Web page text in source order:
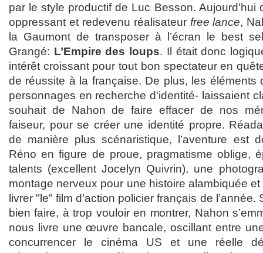
par le style productif de Luc Besson. Aujourd’hui
oppressant et redevenu réalisateur free lance,
la Gaumont de transposer à l’écran le best
Grangé: L’Empire des loups. Il était donc
intérêt croissant pour tout bon spectateur en
de réussite à la française. De plus, les éléments
personnages en recherche d'identité- laissaient
souhait de Nahon de faire effacer de nos
faiseur, pour se créer une identité propre.
de manière plus scénaristique, l’aventure est
Réno en figure de proue, pragmatisme oblige,
talents (excellent Jocelyn Quivrin), une
montage nerveux pour une histoire alambiquée
livrer "le" film d’action policier français de
bien faire, à trop vouloir en montrer, Nahon
nous livre une œuvre bancale, oscillant entre
concurrencer le cinéma US et une réelle